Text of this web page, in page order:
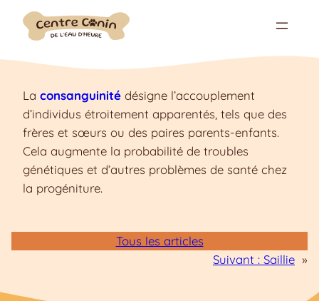
contenu
La consanguinité désigne l’accouplement
d’individus étroitement apparentés, tels que des
frères et sœurs ou des paires parents-enfants.
Cela augmente la probabilité de troubles
génétiques et d’autres problèmes de santé chez
la progéniture.
Tous les articles
Suivant : Saillie »